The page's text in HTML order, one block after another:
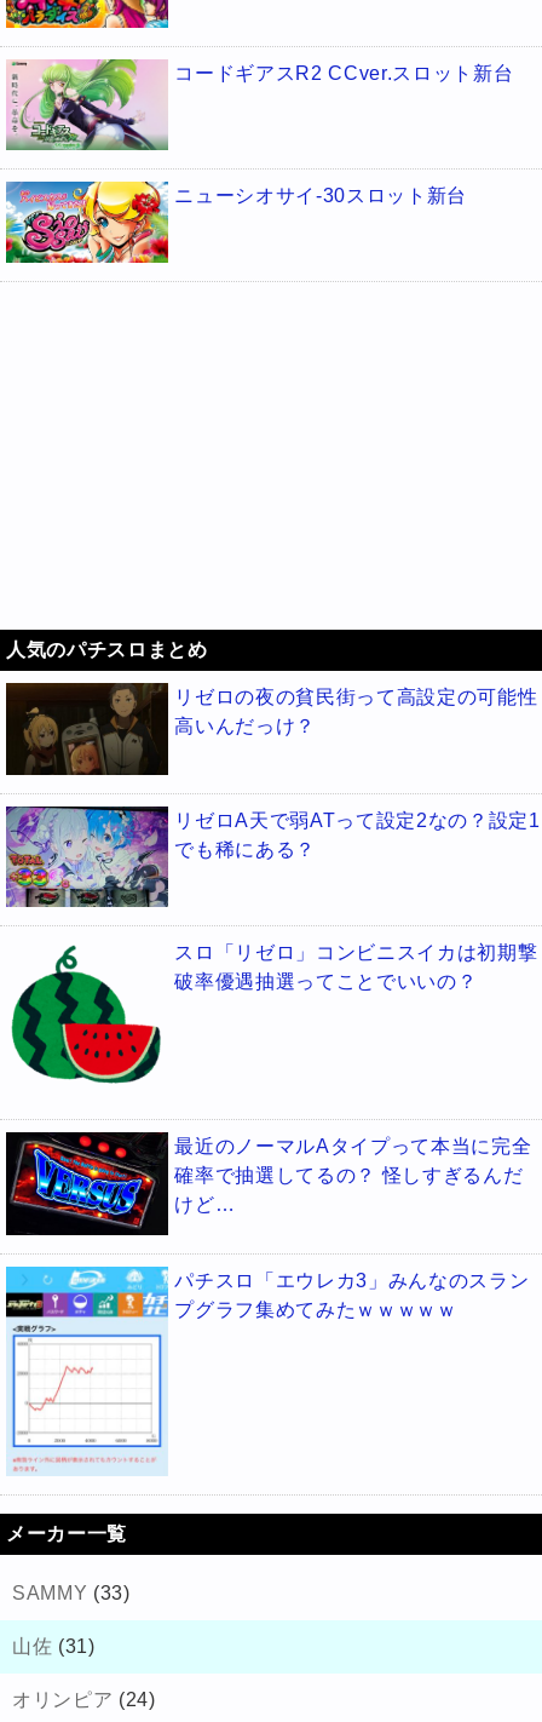
コードギアスR2 CCver.スロット新台
ニューシオサイ-30スロット新台
人気のパチスロまとめ
リゼロの夜の貧民街って高設定の可能性
高いんだっけ？
リゼロA天で弱ATって設定2なの？設定1
でも稀にある？
スロ「リゼロ」コンビニスイカは初期撃
破率優遇抽選ってことでいいの？
最近のノーマルAタイプって本当に完全
確率で抽選してるの？ 怪しすぎるんだ
けど…
パチスロ「エウレカ3」みんなのスラン
プグラフ集めてみたｗｗｗｗｗ
メーカー一覧
SAMMY (33)
山佐 (31)
オリンピア (24)